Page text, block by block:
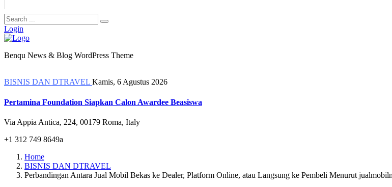
Login
Benqu News & Blog WordPress Theme
BISNIS DAN DTRAVEL Kamis, 6 Agustus 2026
Pertamina Foundation Siapkan Calon Awardee Beasiswa
Via Appia Antica, 224, 00179 Roma, Italy
+1 312 749 8649a
Home
BISNIS DAN DTRAVEL
Perbandingan Antara Jual Mobil Bekas ke Dealer, Platform Online, atau Langsung ke Pembeli Menurut